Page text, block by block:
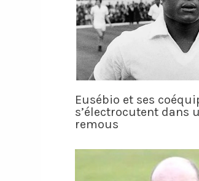
Eusébio et ses
s’électrocutent dans
remous